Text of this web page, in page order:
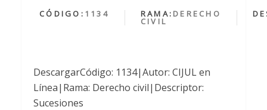
CÓDIGO: 1134 RAMA: DERECHO
CIVIL
DescargarCódigo: 1134|Autor: CIJUL en
Línea|Rama: Derecho civil|Descriptor:
Sucesiones